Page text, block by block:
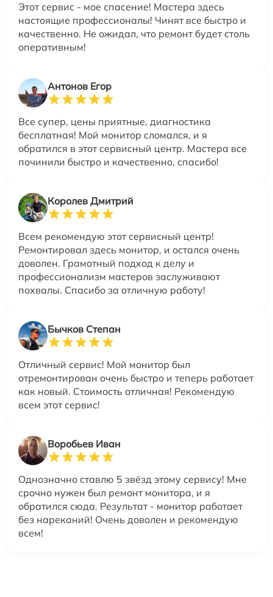
Этот сервис - мое спасение! Мастера здесь
настоящие профессионалы! Чинят все быстро и
качественно. Не ожидал, что ремонт будет столь
оперативным!
Антонов Егор
Все супер, цены приятные, диагностика
бесплатная! Мой монитор сломался, и я
обратился в этот сервисный центр. Мастера все
починили быстро и качественно, спасибо!
Королев Дмитрий
Всем рекомендую этот сервисный центр!
Ремонтировал здесь монитор, и остался очень
доволен. Грамотный подход к делу и
профессионализм мастеров заслуживают
похвалы. Спасибо за отличную работу!
Бычков Степан
Отличный сервис! Мой монитор был
отремонтирован очень быстро и теперь работает
как новый. Стоимость отличная! Рекомендую
всем этот сервис!
Воробьев Иван
Однозначно ставлю 5 звёзд этому сервису! Мне
срочно нужен был ремонт монитора, и я
обратился сюда. Результат - монитор работает
без нареканий! Очень доволен и рекомендую
всем!